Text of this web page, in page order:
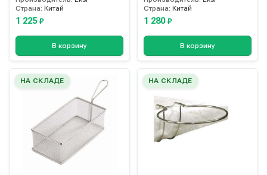
Страна: Китай
1 225 ₽
В корзину
Страна: Китай
1 280 ₽
В корзину
НА СКЛАДЕ НА СКЛАДЕ